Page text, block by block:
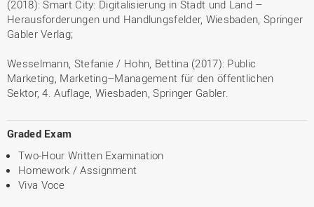
(2018): Smart City: Digitalisierung in Stadt und Land –
Herausforderungen und Handlungsfelder, Wiesbaden, Springer
Gabler Verlag;
Wesselmann, Stefanie / Hohn, Bettina (2017): Public
Marketing, Marketing–Management für den öffentlichen
Sektor, 4. Auflage, Wiesbaden, Springer Gabler.
Graded Exam
Two-Hour Written Examination
Homework / Assignment
Viva Voce